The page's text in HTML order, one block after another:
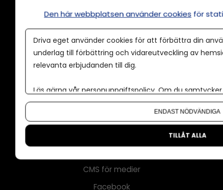
Annonsera
Om cookies
Våra användarvillkor
Policy för AI
Tillgänglighet
CMS för medier
Facebook
Den här webbplatsen använder cookies för
Driva eget använder cookies för att förbättra din
underlag till förbättring och vidareutveckling av
relevanta erbjudanden till dig.
Läs gärna vår personuppgiftspolicy. Om du
Om du vill ändra ditt val i efterhand hittar du den
ENDAST NÖDVÄNDIGA
TILLÅT ALLA